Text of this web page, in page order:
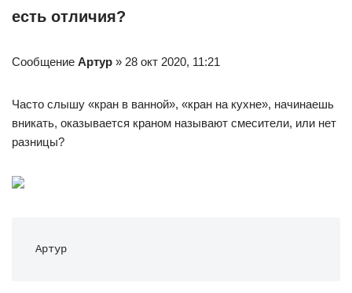
есть отличия?
Сообщение Артур » 28 окт 2020, 11:21
Часто слышу «кран в ванной», «кран на кухне», начинаешь
вникать, оказывается краном называют смесители, или нет
разницы?
Артур